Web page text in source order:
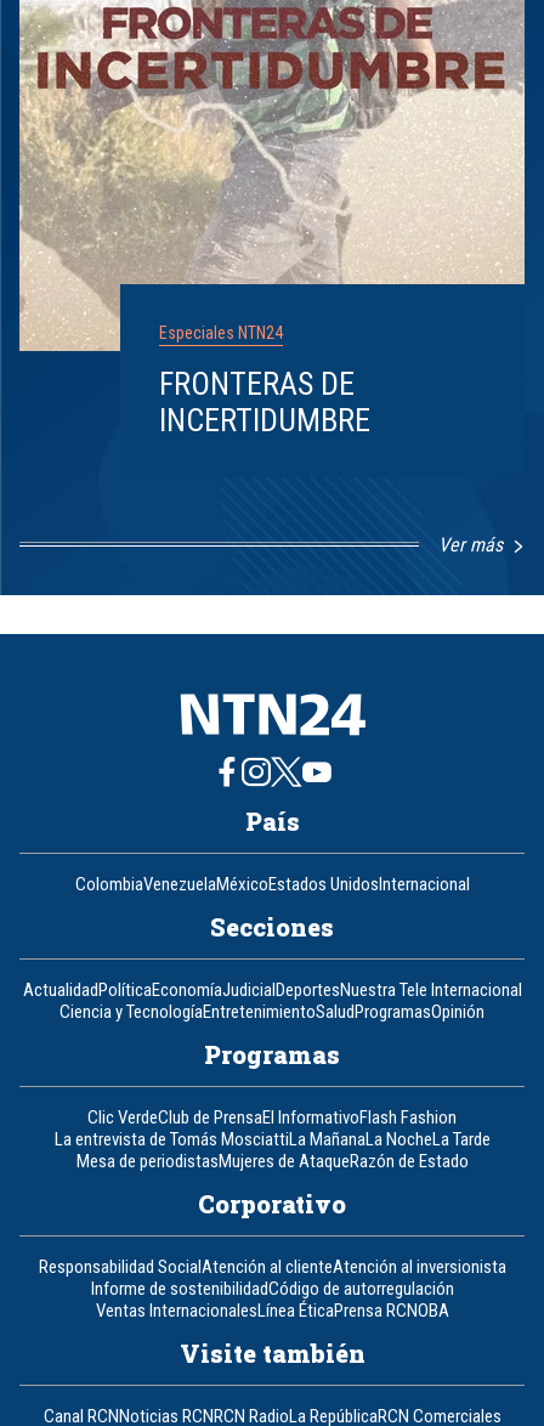
Especiales NTN24
FRONTERAS DE
INCERTIDUMBRE
Ver más
8
País
ColombiaVenezuelaMéxicoEstados UnidosInternacional
Secciones
ActualidadPolíticaEconomíaJudicialDeportesNuestra Tele Internacional
Ciencia y TecnologíaEntretenimientoSaludProgramasOpinión
Programas
Clic VerdeClub de PrensaEl InformativoFlash Fashion
La entrevista de Tomás MosciattiLa MañanaLa NocheLa Tarde
Mesa de periodistasMujeres de AtaqueRazón de Estado
Corporativo
Responsabilidad SocialAtención al clienteAtención al inversionista
Informe de sostenibilidadCódigo de autorregulación
Ventas InternacionalesLínea ÉticaPrensa RCNOBA
Visite también
Canal RCNNoticias RCNRCN RadioLa RepúblicaRCN Comerciales